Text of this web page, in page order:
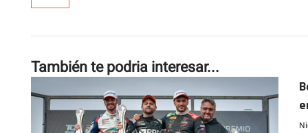
También te podria interesar...